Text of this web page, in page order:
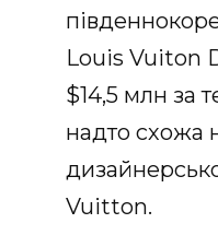
Louis Vuiton
$14,5 млн за
надто схожа
Vuitton.